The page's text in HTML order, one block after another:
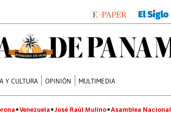
Y CULTURA OPINIÓN MULTIMEDIA
Venezuela José Raúl Mulino Asamblea Nacional